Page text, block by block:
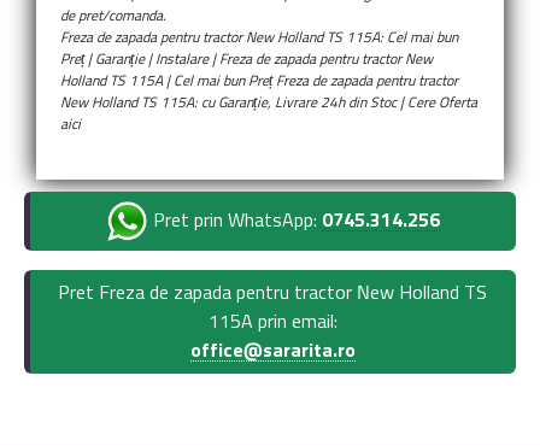
de pret/comanda.
Freza de zapada pentru tractor New Holland TS 115A: Cel mai bun
Preț | Garanție | Instalare | Freza de zapada pentru tractor New
Holland TS 115A | Cel mai bun Preț Freza de zapada pentru tractor
New Holland TS 115A: cu Garanție, Livrare 24h din Stoc | Cere Oferta
aici
Pret prin WhatsApp: 0745.314.256
Pret Freza de zapada pentru tractor New Holland TS
115A prin email:
office@sararita.ro